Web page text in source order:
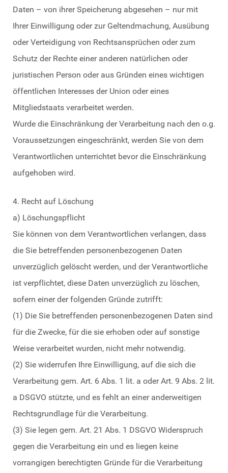
Daten – von ihrer Speicherung abgesehen – nur mit
Ihrer Einwilligung oder zur Geltendmachung, Ausübung
oder Verteidigung von Rechtsansprüchen oder zum
Schutz der Rechte einer anderen natürlichen oder
juristischen Person oder aus Gründen eines wichtigen
öffentlichen Interesses der Union oder eines
Mitgliedstaats verarbeitet werden.
Wurde die Einschränkung der Verarbeitung nach den o.g.
Voraussetzungen eingeschränkt, werden Sie von dem
Verantwortlichen unterrichtet bevor die Einschränkung
aufgehoben wird.
4. Recht auf Löschung
a) Löschungspflicht
Sie können von dem Verantwortlichen verlangen, dass
die Sie betreffenden personenbezogenen Daten
unverzüglich gelöscht werden, und der Verantwortliche
ist verpflichtet, diese Daten unverzüglich zu löschen,
sofern einer der folgenden Gründe zutrifft:
(1) Die Sie betreffenden personenbezogenen Daten sind
für die Zwecke, für die sie erhoben oder auf sonstige
Weise verarbeitet wurden, nicht mehr notwendig.
(2) Sie widerrufen Ihre Einwilligung, auf die sich die
Verarbeitung gem. Art. 6 Abs. 1 lit. a oder Art. 9 Abs. 2 lit.
a DSGVO stützte, und es fehlt an einer anderweitigen
Rechtsgrundlage für die Verarbeitung.
(3) Sie legen gem. Art. 21 Abs. 1 DSGVO Widerspruch
gegen die Verarbeitung ein und es liegen keine
vorrangigen berechtigten Gründe für die Verarbeitung